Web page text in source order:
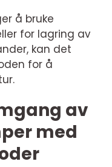
å bruke
for lagring av
kan det
for å
av
med